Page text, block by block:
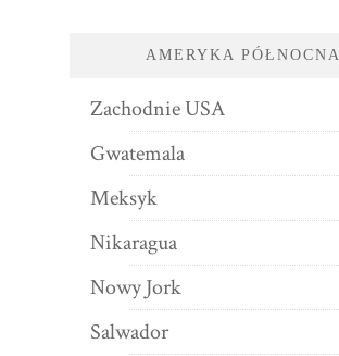
AMERYKA PÓŁNOCNA
Zachodnie USA
Gwatemala
Meksyk
Nikaragua
Nowy Jork
Salwador